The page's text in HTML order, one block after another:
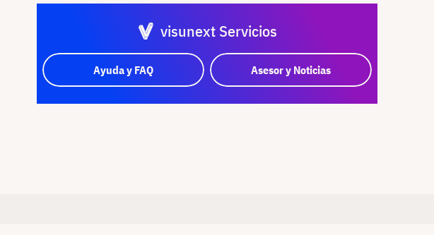
visunext Servicios
Ayuda y FAQ Asesor y Noticias